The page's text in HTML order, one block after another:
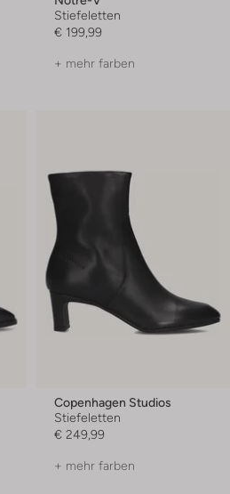
Stiefeletten
€ 199,99
+ mehr farben
Copenhagen Studios
Stiefeletten
€ 249,99
+ mehr farben